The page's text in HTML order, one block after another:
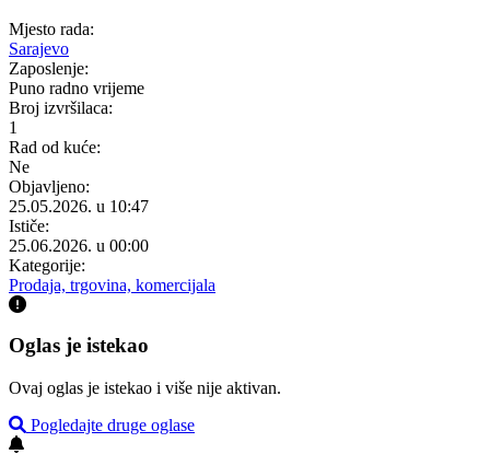
Mjesto rada:
Sarajevo
Zaposlenje:
Puno radno vrijeme
Broj izvršilaca:
1
Rad od kuće:
Ne
Objavljeno:
25.05.2026. u 10:47
Ističe:
25.06.2026. u 00:00
Kategorije:
Prodaja, trgovina, komercijala
Oglas je istekao
Ovaj oglas je istekao i više nije aktivan.
Pogledajte druge oglase